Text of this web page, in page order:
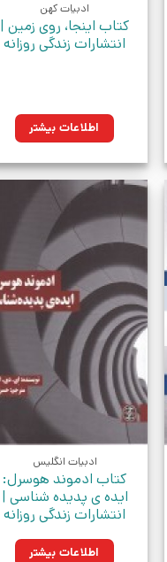
ادبیات کهن
کتاب اینجا، روی زمین |
انتشارات زندگی روزانه
اطلاعات بیشتر
ادبیات انگلیس
کتاب ادموند هوسرل:
ایده ی پدیده شناسی |
انتشارات زندگی روزانه
اطلاعات بیشتر